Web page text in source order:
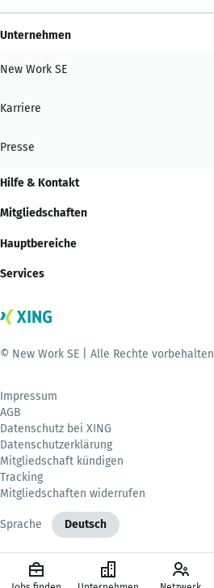
Unternehmen
New Work SE
Karriere
Presse
Hilfe & Kontakt
Mitgliedschaften
Hauptbereiche
Services
© New Work SE | Alle Rechte vorbehalten
Impressum
AGB
Datenschutz bei XING
Datenschutzerklärung
Mitgliedschaft kündigen
Tracking
Mitgliedschaften widerrufen
Sprache Deutsch